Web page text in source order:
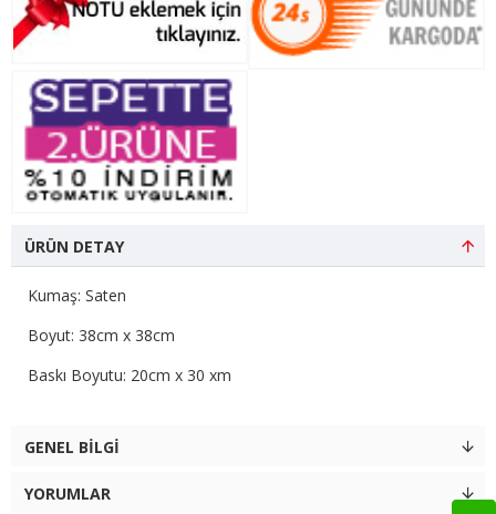
ÜRÜN DETAY
Kumaş: Saten
Boyut: 38cm x 38cm
Baskı Boyutu: 20cm x 30 xm
GENEL BILGI
YORUMLAR